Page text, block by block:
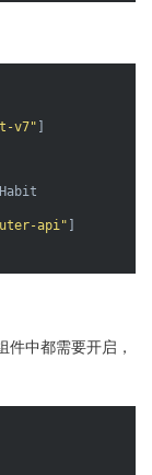
v7" ]
api" ]
中都需要开启，